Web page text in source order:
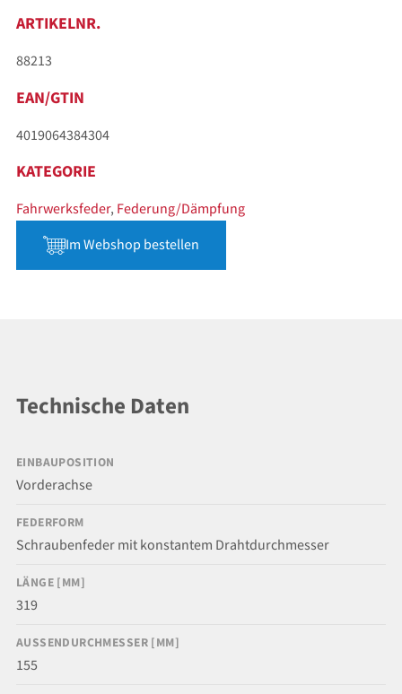
ARTIKELNR.
88213
EAN/GTIN
4019064384304
KATEGORIE
Fahrwerksfeder, Federung/Dämpfung
Im Webshop bestellen
Technische Daten
EINBAUPOSITION
Vorderachse
FEDERFORM
Schraubenfeder mit konstantem Drahtdurchmesser
LÄNGE [MM]
319
AUSSENDURCHMESSER [MM]
155